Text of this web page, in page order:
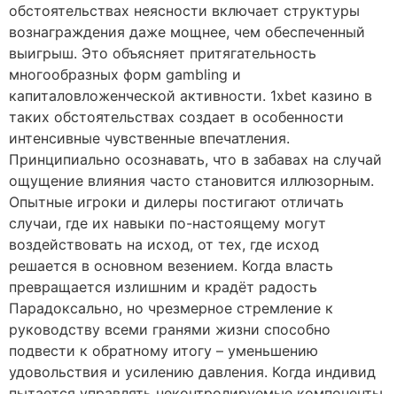
обстоятельствах неясности включает структуры
вознаграждения даже мощнее, чем обеспеченный
выигрыш. Это объясняет притягательность
многообразных форм gambling и
капиталовложенческой активности. 1xbet казино в
таких обстоятельствах создает в особенности
интенсивные чувственные впечатления.
Принципиально осознавать, что в забавах на случай
ощущение влияния часто становится иллюзорным.
Опытные игроки и дилеры постигают отличать
случаи, где их навыки по-настоящему могут
воздействовать на исход, от тех, где исход
решается в основном везением. Когда власть
превращается излишним и крадёт радость
Парадоксально, но чрезмерное стремление к
руководству всеми гранями жизни способно
подвести к обратному итогу – уменьшению
удовольствия и усилению давления. Когда индивид